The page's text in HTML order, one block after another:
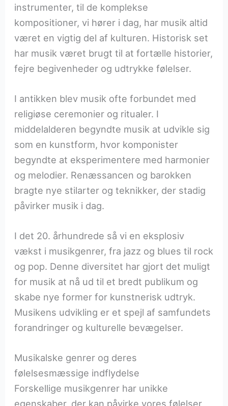
instrumenter, til de komplekse
kompositioner, vi hører i dag, har musik altid
været en vigtig del af kulturen. Historisk set
har musik været brugt til at fortælle historier,
fejre begivenheder og udtrykke følelser.
I antikken blev musik ofte forbundet med
religiøse ceremonier og ritualer. I
middelalderen begyndte musik at udvikle sig
som en kunstform, hvor komponister
begyndte at eksperimentere med harmonier
og melodier. Renæssancen og barokken
bragte nye stilarter og teknikker, der stadig
påvirker musik i dag.
I det 20. århundrede så vi en eksplosiv
vækst i musikgenrer, fra jazz og blues til rock
og pop. Denne diversitet har gjort det muligt
for musik at nå ud til et bredt publikum og
skabe nye former for kunstnerisk udtryk.
Musikens udvikling er et spejl af samfundets
forandringer og kulturelle bevægelser.
Musikalske genrer og deres
følelsesmæssige indflydelse
Forskellige musikgenrer har unikke
egenskaber, der kan påvirke vores følelser